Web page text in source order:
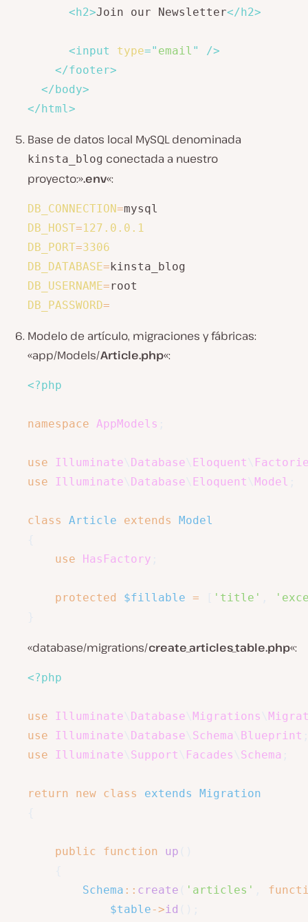
<h2>Join our Newsletter</h2>
<input type=" email "
/>
</footer>
</body>
</html >
Base de datos local MySQL denominada
kinsta_blog conectada a nuestro
proyecto:».env«:
DB_CONNECTION=
DB_HOST=127.0 .0 .1
DB_PORT=3306
DB_DATABASE=
DB_USERNAME=
DB_PASSWORD=
Modelo de artículo, migraciones y fábricas:
«app/Models/Article.php«:
<?php
namespace AppModels
use Illuminate Database Eloquent
use
Illuminate Database Eloquent Model
class Article extends
Model
use
HasFactory
protected $fillable = 'title'
«database/migrations/create_articles_table.php«:
<?php
use Illuminate Database Migrations
use
Illuminate Database Schema Blueprint
use
Illuminate Support Facades Schema
return new class extends
Migration
public function up
Schema :: create 'articles'
$table->id